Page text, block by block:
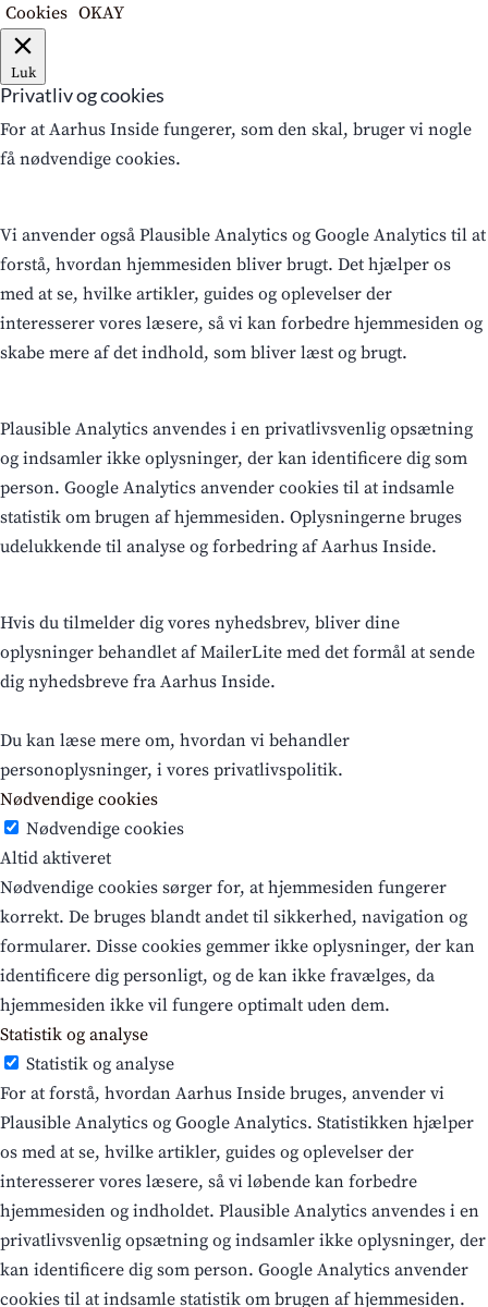
Cookies OKAY
Luk
Privatliv og cookies
For at Aarhus Inside fungerer, som den skal, bruger vi nogle
få nødvendige cookies.
Vi anvender også Plausible Analytics og Google Analytics til at
forstå, hvordan hjemmesiden bliver brugt. Det hjælper os
med at se, hvilke artikler, guides og oplevelser der
interesserer vores læsere, så vi kan forbedre hjemmesiden og
skabe mere af det indhold, som bliver læst og brugt.
Plausible Analytics anvendes i en privatlivsvenlig opsætning
og indsamler ikke oplysninger, der kan identificere dig som
person. Google Analytics anvender cookies til at indsamle
statistik om brugen af hjemmesiden. Oplysningerne bruges
udelukkende til analyse og forbedring af Aarhus Inside.
Hvis du tilmelder dig vores nyhedsbrev, bliver dine
oplysninger behandlet af MailerLite med det formål at sende
dig nyhedsbreve fra Aarhus Inside.
Du kan læse mere om, hvordan vi behandler
personoplysninger, i vores privatlivspolitik.
Nødvendige cookies
Nødvendige cookies
Altid aktiveret
Nødvendige cookies sørger for, at hjemmesiden fungerer
korrekt. De bruges blandt andet til sikkerhed, navigation og
formularer. Disse cookies gemmer ikke oplysninger, der kan
identificere dig personligt, og de kan ikke fravælges, da
hjemmesiden ikke vil fungere optimalt uden dem.
Statistik og analyse
Statistik og analyse
For at forstå, hvordan Aarhus Inside bruges, anvender vi
Plausible Analytics og Google Analytics. Statistikken hjælper
os med at se, hvilke artikler, guides og oplevelser der
interesserer vores læsere, så vi løbende kan forbedre
hjemmesiden og indholdet. Plausible Analytics anvendes i en
privatlivsvenlig opsætning og indsamler ikke oplysninger, der
kan identificere dig som person. Google Analytics anvender
cookies til at indsamle statistik om brugen af hjemmesiden.